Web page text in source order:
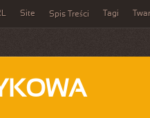
Site Spis Treści Tagi